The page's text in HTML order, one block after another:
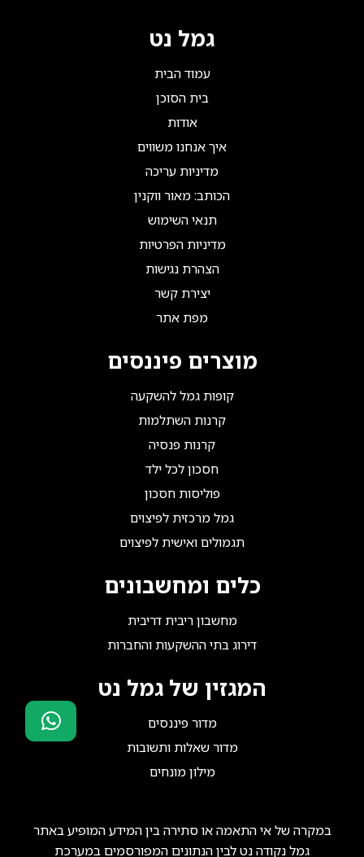
גמל נט
עמוד הבית
בית הסוכן
אודות
איך אנחנו משווים
מדיניות עריכה
הכותב: מאור ווקנין
תנאי השימוש
מדיניות הפרטיות
הצהרת נגישות
יצירת קשר
מפת אתר
מוצרים פיננסים
קופות גמל להשקעה
קרנות השתלמות
קרנות פנסיה
חסכון לכל ילד
פוליסות חסכון
גמל מרכזית לפיצוים
תגמולים ואישית לפיצוים
כלים ומחשבונים
מחשבון ריבית דריבית
דירוג בתי ההשקעות והחברות
המגזין של גמל נט
מדור פיננסים
מדור שאלות ותשובות
מילון מונחים
במקרה של אי התאמה או סתירה בין המידע המופיע באתר
גמל נקודה נט לבין הנתונים המפורסמים במערכת